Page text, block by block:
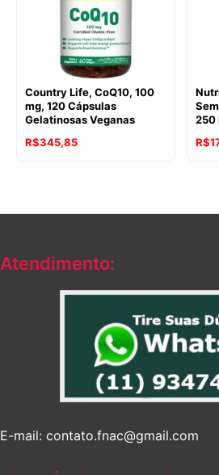
Country Life, CoQ10, 100
mg, 120 Cápsulas
Gelatinosas Veganas
R$345,85
250
R$
Atendimento:
E-mail: contato.fnac@gmail.com